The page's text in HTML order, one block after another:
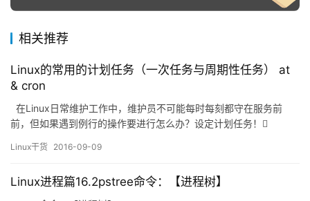
相关推荐
Linux的常用的计划任务（一次任务与周期性任务） at
& cron
在Linux日常维护工作中，维护员不可能每时每刻都守在服务前
前，但如果遇到例行的操作要进行怎么办？设定计划任务！
务： &n…
Linux干货 2016-09-09
Linux进程篇16.2pstree命令：【进程树】